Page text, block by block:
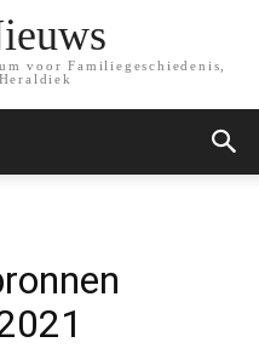
voor Familiegeschiedenis,